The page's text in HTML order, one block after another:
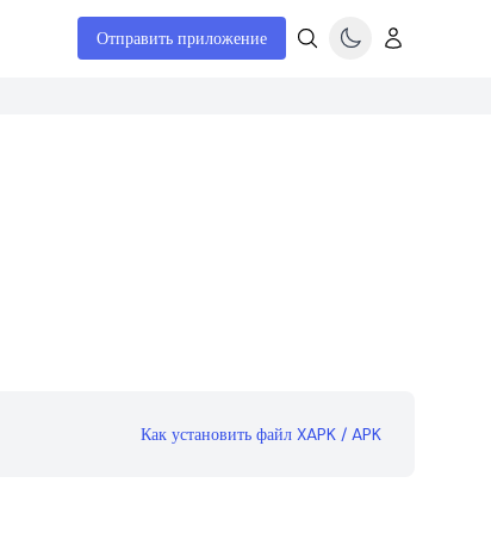
Отправить приложение
Как установить файл XAPK / APK